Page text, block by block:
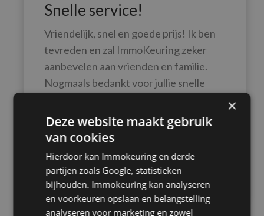
Snelle service!
Vriendelijk, snel en goede prijs! Ik ben
tevreden en zal ImmoKeuring zeker
aanbevelen aan vrienden en familie.
Nogmaals bedankt voor jullie snelle
Natalie Djan
×
Deze website maakt gebruik
van cookies
Hierdoor kan Immokeuring en derde
partijen zoals Google, statistieken
bijhouden. Immokeuring kan analyseren
en voorkeuren opslaan en belangstelling
analyseren voor marketing en zowel